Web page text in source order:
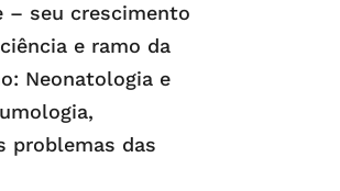
– seu crescimento
e ramo da
Neonatologia e
problemas das